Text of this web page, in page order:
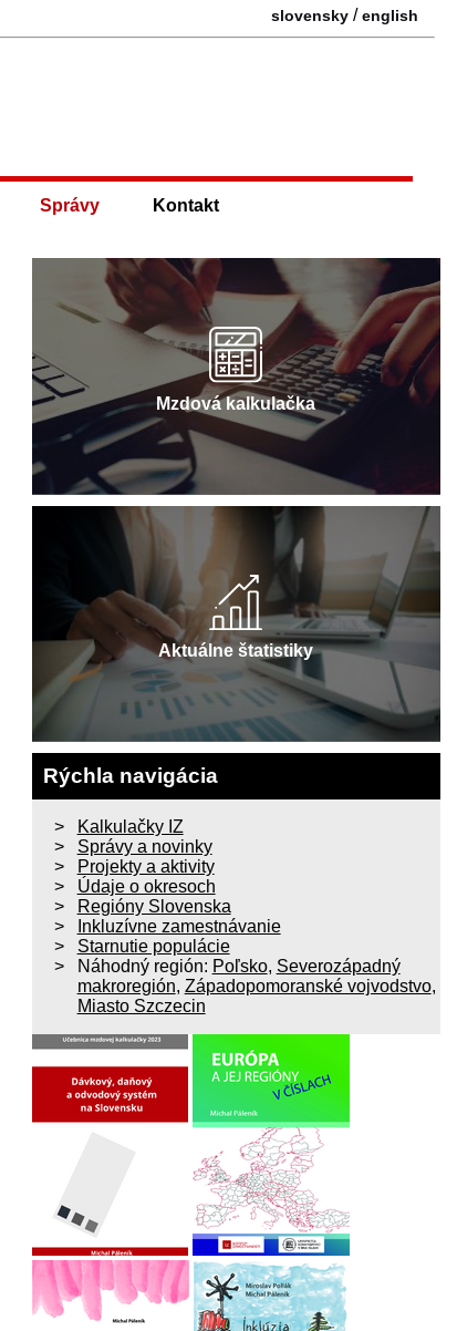
slovensky /english
Správy Kontakt
Mzdová kalkulačka
Aktuálne štatistiky
Rýchla navigácia
Kalkulačky IZ
Správy a novinky
Projekty a aktivity
Údaje o okresoch
Regióny Slovenska
Inkluzívne zamestnávanie
Starnutie populácie
Náhodný región: Poľsko, Severozápadný
makroregión, Západopomoranské vojvodstvo,
Miasto Szczecin